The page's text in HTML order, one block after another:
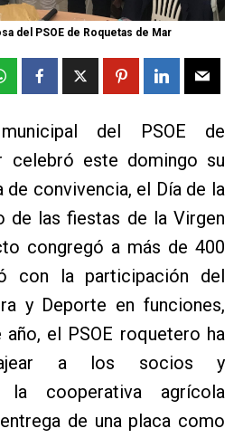
del PSOE de Roquetas de Mar
del PSOE de
celebró este domingo su
de convivencia, el Día de la
de las fiestas de la Virgen
congregó a más de 400
con la participación del
y Deporte en funciones,
el PSOE roquetero ha
a los socios y
la cooperativa agrícola
de una placa como